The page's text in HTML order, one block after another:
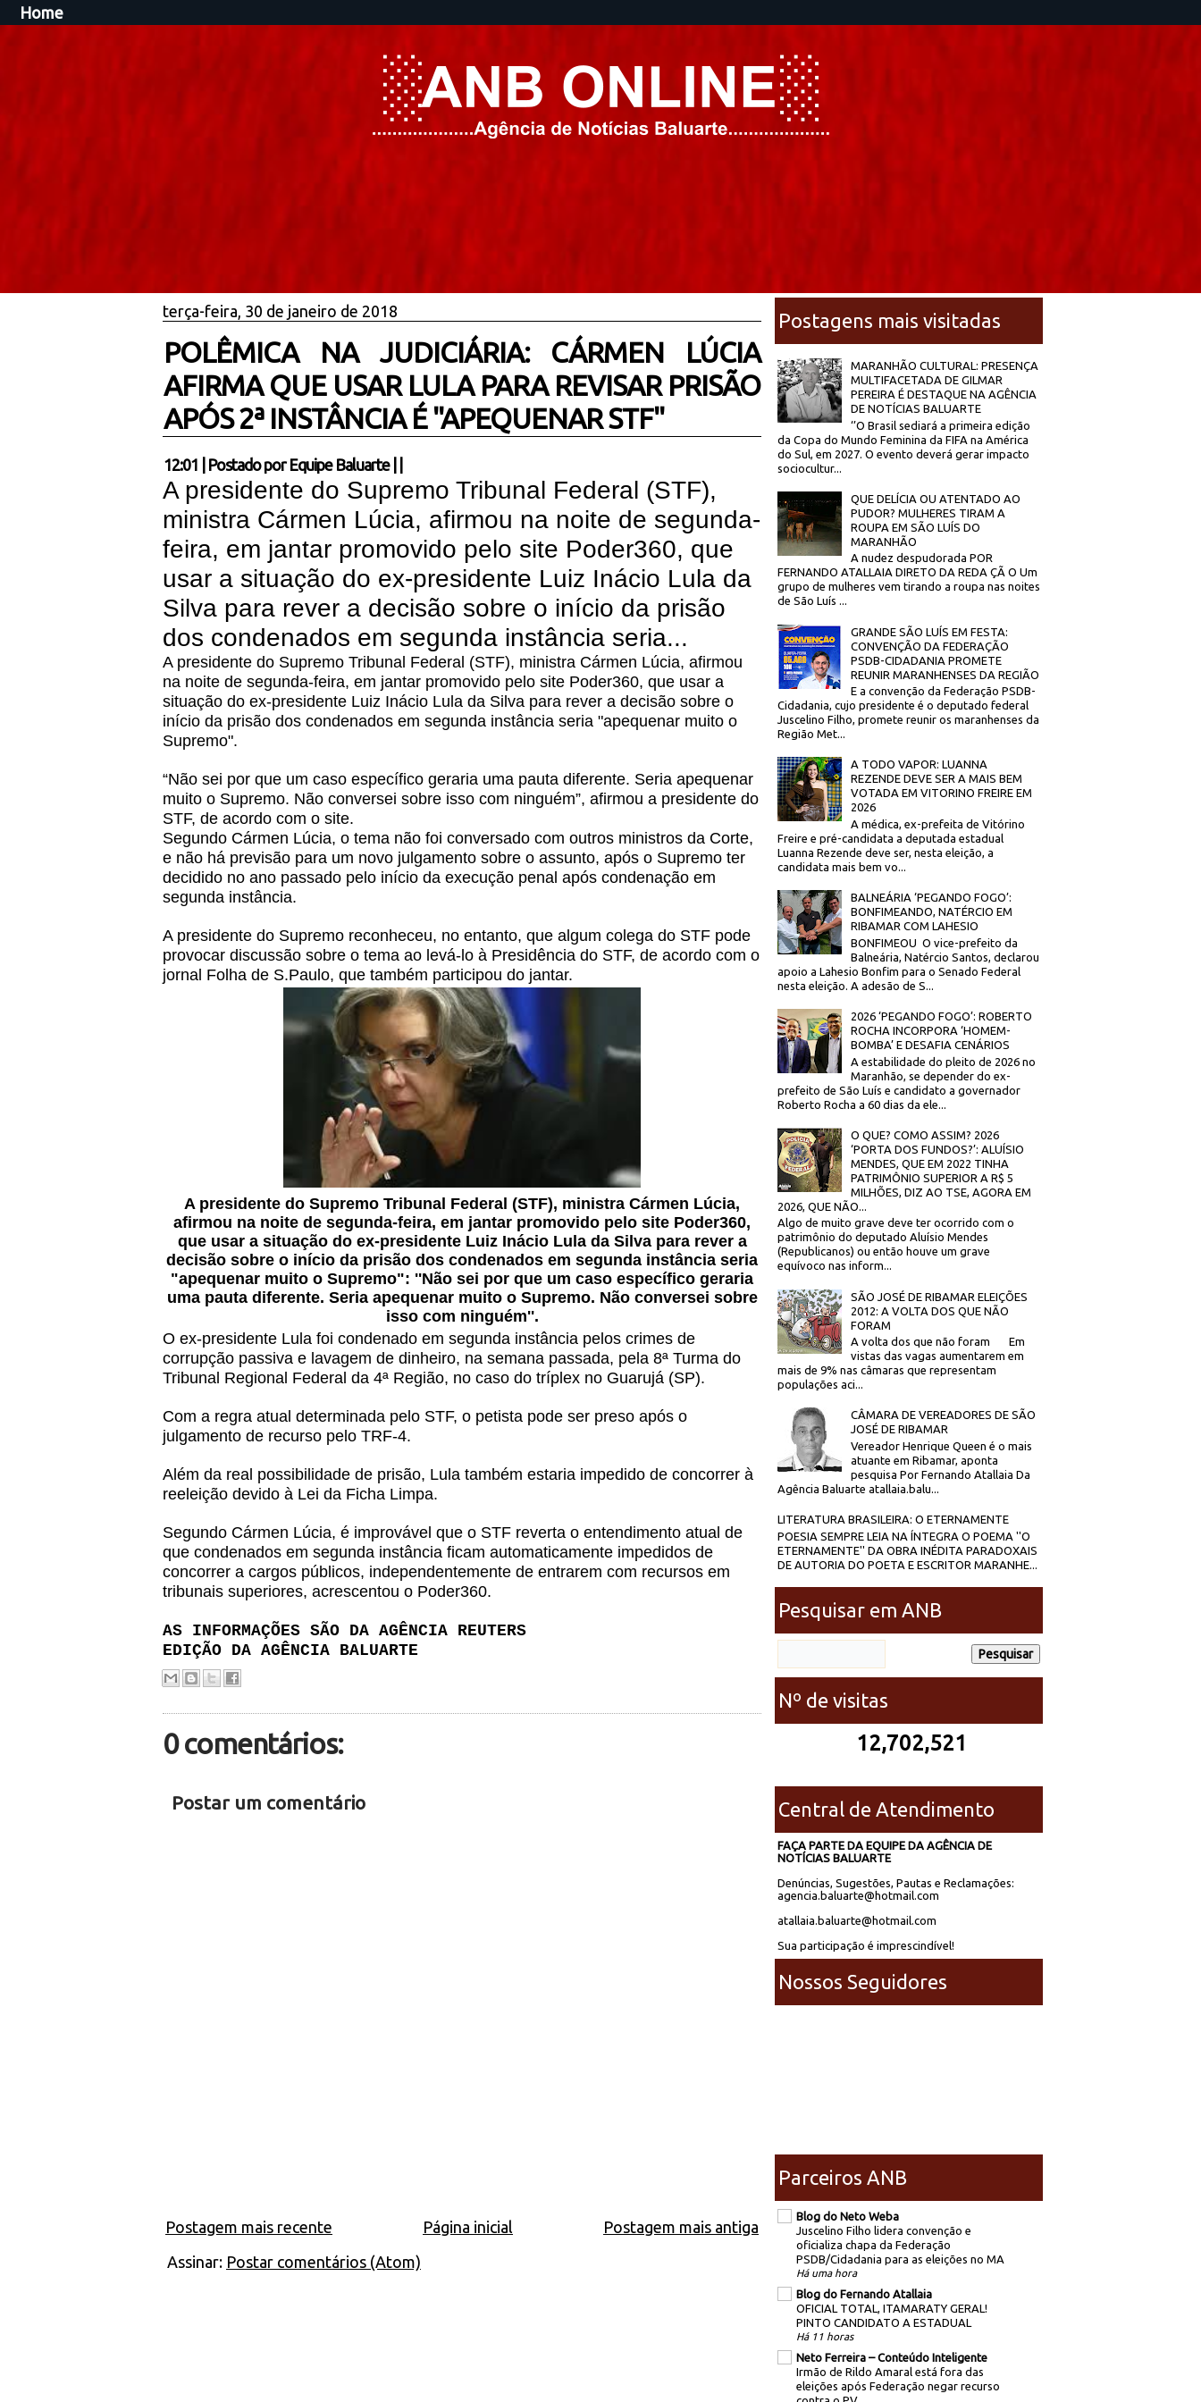
Home
terça-feira, 30 de janeiro de 2018
POLÊMICA NA JUDICIÁRIA: CÁRMEN LÚCIA
AFIRMA QUE USAR LULA PARA REVISAR PRISÃO
APÓS 2ª INSTÂNCIA É ''APEQUENAR STF''
12:01 Postado por Equipe Baluarte
A presidente do Supremo Tribunal Federal (STF),
ministra Cármen Lúcia, afirmou na noite de segunda-
feira, em jantar promovido pelo site Poder360, que
usar a situação do ex-presidente Luiz Inácio Lula da
Silva para rever a decisão sobre o início da prisão
dos condenados em segunda instância seria...
A presidente do Supremo Tribunal Federal (STF), ministra Cármen Lúcia, afirmou
na noite de segunda-feira, em jantar promovido pelo site Poder360, que usar a
situação do ex-presidente Luiz Inácio Lula da Silva para rever a decisão sobre o
início da prisão dos condenados em segunda instância seria "apequenar muito o
Supremo".
“Não sei por que um caso específico geraria uma pauta diferente. Seria apequenar
muito o Supremo. Não conversei sobre isso com ninguém”, afirmou a presidente do
STF, de acordo com o site.
Segundo Cármen Lúcia, o tema não foi conversado com outros ministros da Corte,
e não há previsão para um novo julgamento sobre o assunto, após o Supremo ter
decidido no ano passado pelo início da execução penal após condenação em
segunda instância.
A presidente do Supremo reconheceu, no entanto, que algum colega do STF pode
provocar discussão sobre o tema ao levá-lo à Presidência do STF, de acordo com o
jornal Folha de S.Paulo, que também participou do jantar.
A presidente do Supremo Tribunal Federal (STF), ministra Cármen Lúcia,
afirmou na noite de segunda-feira, em jantar promovido pelo site Poder360,
que usar a situação do ex-presidente Luiz Inácio Lula da Silva para rever a
decisão sobre o início da prisão dos condenados em segunda instância seria
"apequenar muito o Supremo": ''Não sei por que um caso específico geraria
uma pauta diferente. Seria apequenar muito o Supremo. Não conversei sobre
isso com ninguém''.
O ex-presidente Lula foi condenado em segunda instância pelos crimes de
corrupção passiva e lavagem de dinheiro, na semana passada, pela 8ª Turma do
Tribunal Regional Federal da 4ª Região, no caso do tríplex no Guarujá (SP).
Com a regra atual determinada pelo STF, o petista pode ser preso após o
julgamento de recurso pelo TRF-4.
Além da real possibilidade de prisão, Lula também estaria impedido de concorrer à
reeleição devido à Lei da Ficha Limpa.
Segundo Cármen Lúcia, é improvável que o STF reverta o entendimento atual de
que condenados em segunda instância ficam automaticamente impedidos de
concorrer a cargos públicos, independentemente de entrarem com recursos em
tribunais superiores, acrescentou o Poder360.
AS INFORMAÇÕES SÃO DA AGÊNCIA REUTERS
EDIÇÃO DA AGÊNCIA BALUARTE
0 comentários:
Postar um comentário
Postagem mais recente Postagem mais antiga
Página inicial
Assinar: Postar comentários (Atom)
Postagens mais visitadas
MARANHÃO CULTURAL: PRESENÇA
MULTIFACETADA DE GILMAR
PEREIRA É DESTAQUE NA AGÊNCIA
DE NOTÍCIAS BALUARTE
‘’O Brasil sediará a primeira edição
da Copa do Mundo Feminina da FIFA na América
do Sul, em 2027. O evento deverá gerar impacto
sociocultur...
QUE DELÍCIA OU ATENTADO AO
PUDOR? MULHERES TIRAM A
ROUPA EM SÃO LUÍS DO
MARANHÃO
A nudez despudorada POR
FERNANDO ATALLAIA DIRETO DA REDA ÇÃ O Um
grupo de mulheres vem tirando a roupa nas noites
de São Luís ...
GRANDE SÃO LUÍS EM FESTA:
CONVENÇÃO DA FEDERAÇÃO
PSDB-CIDADANIA PROMETE
REUNIR MARANHENSES DA REGIÃO
E a convenção da Federação PSDB-
Cidadania, cujo presidente é o deputado federal
Juscelino Filho, promete reunir os maranhenses da
Região Met...
A TODO VAPOR: LUANNA
REZENDE DEVE SER A MAIS BEM
VOTADA EM VITORINO FREIRE EM
2026
A médica, ex-prefeita de Vitórino
Freire e pré-candidata a deputada estadual
Luanna Rezende deve ser, nesta eleição, a
candidata mais bem vo...
BALNEÁRIA ‘PEGANDO FOGO’:
BONFIMEANDO, NATÉRCIO EM
RIBAMAR COM LAHESIO
BONFIMEOU O vice-prefeito da
Balneária, Natércio Santos, declarou
apoio a Lahesio Bonfim para o Senado Federal
nesta eleição. A adesão de S...
2026 ‘PEGANDO FOGO’: ROBERTO
ROCHA INCORPORA ‘HOMEM-
BOMBA’ E DESAFIA CENÁRIOS
A estabilidade do pleito de 2026 no
Maranhão, se depender do ex-
prefeito de São Luís e candidato a governador
Roberto Rocha a 60 dias da ele...
O QUE? COMO ASSIM? 2026
‘PORTA DOS FUNDOS?’: ALUÍSIO
MENDES, QUE EM 2022 TINHA
PATRIMÔNIO SUPERIOR A R$ 5
MILHÕES, DIZ AO TSE, AGORA EM
2026, QUE NÃO...
Algo de muito grave deve ter ocorrido com o
patrimônio do deputado Aluísio Mendes
(Republicanos) ou então houve um grave
equívoco nas inform...
SÃO JOSÉ DE RIBAMAR ELEIÇÕES
2012: A VOLTA DOS QUE NÃO
FORAM
A volta dos que não foram Em
vistas das vagas aumentarem em
mais de 9% nas câmaras que representam
populações aci...
CÂMARA DE VEREADORES DE SÃO
JOSÉ DE RIBAMAR
Vereador Henrique Queen é o mais
atuante em Ribamar, aponta
pesquisa Por Fernando Atallaia Da
Agência Baluarte atallaia.balu...
LITERATURA BRASILEIRA: O ETERNAMENTE
POESIA SEMPRE LEIA NA ÍNTEGRA O POEMA ''O
ETERNAMENTE'' DA OBRA INÉDITA PARADOXAIS
DE AUTORIA DO POETA E ESCRITOR MARANHE...
Pesquisar em ANB
Nº de visitas
12,702,521
Central de Atendimento
FAÇA PARTE DA EQUIPE DA AGÊNCIA DE
NOTÍCIAS BALUARTE
Denúncias, Sugestões, Pautas e Reclamações:
agencia.baluarte@hotmail.com
atallaia.baluarte@hotmail.com
Sua participação é imprescindível!
Nossos Seguidores
Parceiros ANB
Blog do Neto Weba
Juscelino Filho lidera convenção e
oficializa chapa da Federação
PSDB/Cidadania para as eleições no MA
Há uma hora
Blog do Fernando Atallaia
OFICIAL TOTAL, ITAMARATY GERAL!
PINTO CANDIDATO A ESTADUAL
Há 11 horas
Neto Ferreira – Conteúdo Inteligente
Irmão de Rildo Amaral está fora das
eleições após Federação negar recurso